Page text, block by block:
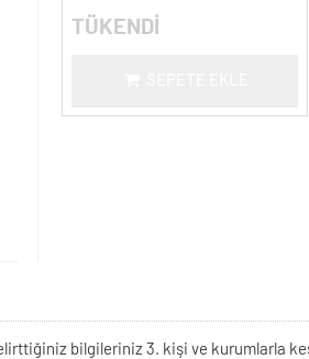
TÜKENDİ
bilgileriniz 3. kişi ve kurumlarla